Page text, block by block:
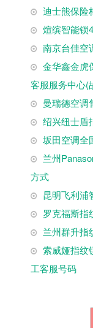
迪士熊保险
煊缤智能锁
南京台佳空
金华鑫金虎
客服服务中心(
曼瑞德空调
绍兴纽士盾
坂田空调全
兰州
方式
昆明飞利浦
罗克福斯指
兰州群升指
索威娅指纹
工客服号码